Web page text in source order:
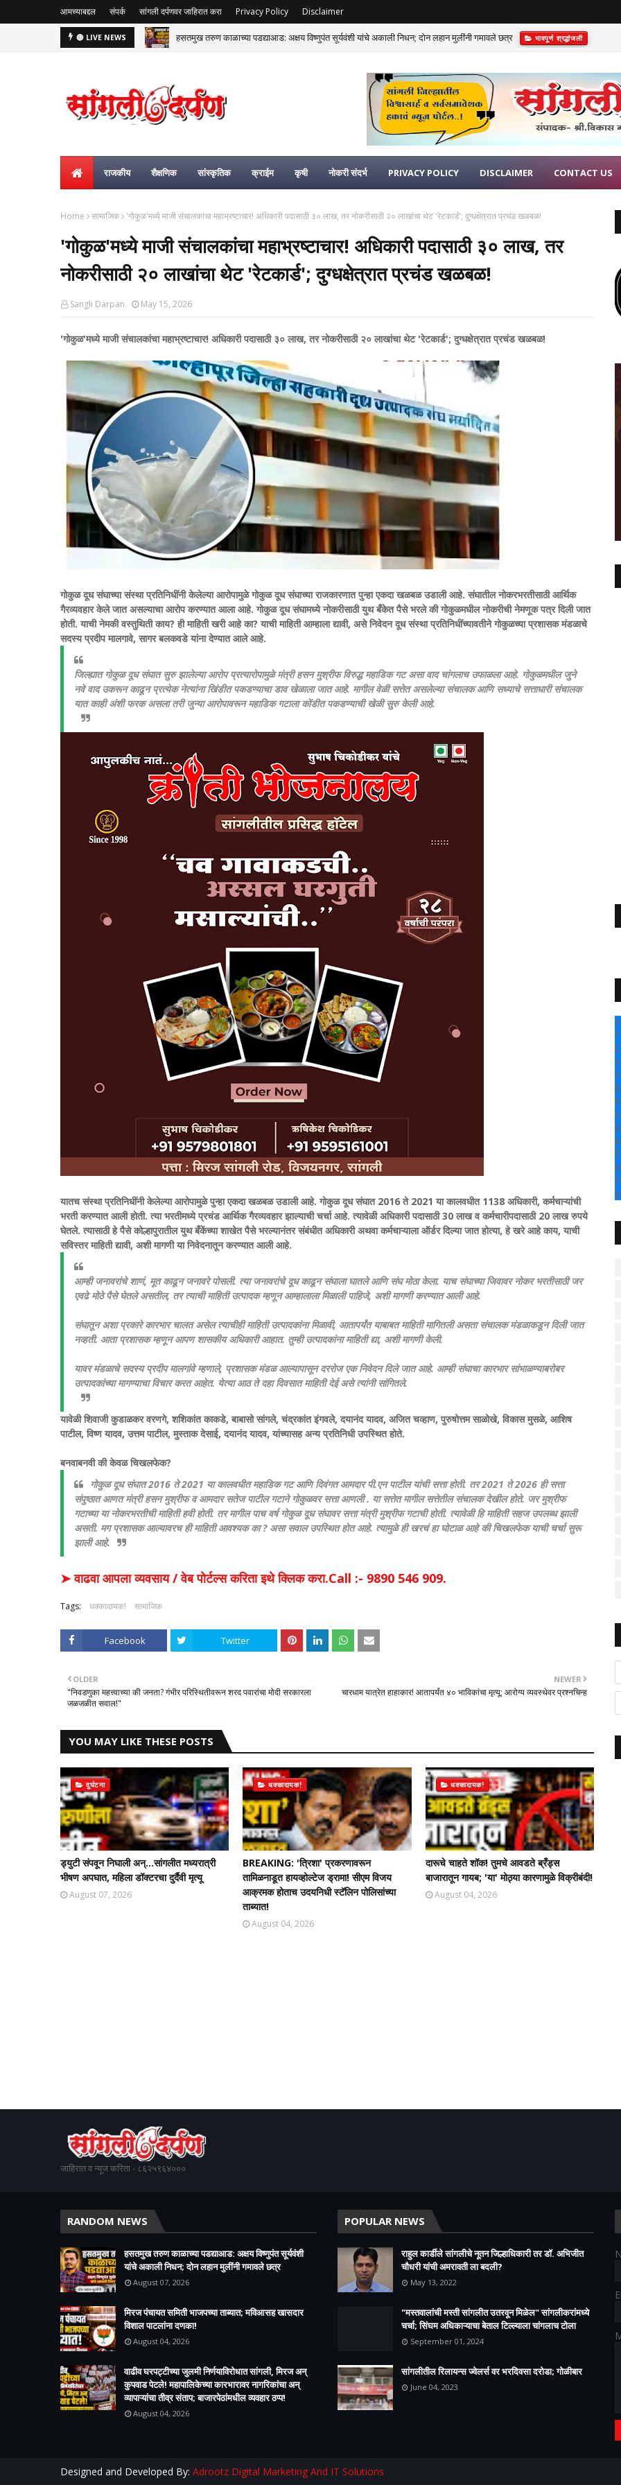
आमच्याबद्दल संपर्क सांगली दर्पणवर जाहिरात करा Privacy Policy Disclaimer
🔴 LIVE NEWS
हसतमुख तरुण काळाच्या पडद्याआड: अक्षय विष्णुपंत सूर्यवंशी यांचे अकाली निधन; दोन लहान मुलींनी गमावले छत्र
मिरज पंचायत समिती भाजपच्या ताब्यात; मविआसह खासदार विशाल पाटलांना दणका! राजकीय
राजकीय शैक्षणिक सांस्कृतिक क्राईम कृषी नोकरी संदर्भ PRIVACY POLICY DISCLAIMER CONTACT US
Home सामाजिक 'गोकुळ'मध्ये माजी संचालकांचा महाभ्रष्टाचार! अधिकारी पदासाठी ३० लाख, तर नोकरीसाठी २० लाखांचा थेट 'रेटकार्ड'; दुग्धक्षेत्रात प्रचंड खळबळ!
'गोकुळ'मध्ये माजी संचालकांचा महाभ्रष्टाचार! अधिकारी पदासाठी ३० लाख, तर
नोकरीसाठी २० लाखांचा थेट 'रेटकार्ड'; दुग्धक्षेत्रात प्रचंड खळबळ!
Sangli Darpan May 15, 2026
'गोकुळ'मध्ये माजी संचालकांचा महाभ्रष्टाचार! अधिकारी पदासाठी ३० लाख, तर नोकरीसाठी २० लाखांचा थेट 'रेटकार्ड'; दुग्धक्षेत्रात प्रचंड खळबळ!
गोकुळ दूध संघाच्या संस्था प्रतिनिधींनी केलेल्या आरोपामुळे गोकुळ दूध संघाच्या राजकारणात पुन्हा एकदा खळबळ उडाली आहे. संघातील नोकरभरतीसाठी आर्थिक
गैरव्यवहार केले जात असल्याचा आरोप करण्यात आला आहे. गोकुळ दूध संघामध्ये नोकरीसाठी युथ बँकेत पैसे भरले की गोकुळमधील नोकरीची नेमणूक पत्र दिली जात
होती. याची नेमकी वस्तुथिती काय? ही माहिती खरी आहे का? याची माहिती आम्हाला द्यावी, असे निवेदन दूध संस्था प्रतिनिधींच्यावतीने गोकुळच्या प्रशासक मंडळाचे
सदस्य प्रदीप मालगावे, सागर बलकवडे यांना देण्यात आले आहे.
जिल्ह्यात गोकुळ दूध संघात सुरु झालेल्या आरोप प्रत्यारोपामुळे मंत्री हसन मुश्रीफ विरुद्ध महाडिक गट असा वाद चांगलाच उफाळला आहे. गोकुळमधील जुने
नवे वाद उकरून काढून प्रत्येक नेत्यांना खिंडीत पकडण्याचा डाव खेळाला जात आहे. मागील वेळी सत्तेत असलेल्या संचालक आणि सध्याचे सत्ताधारी संचालक
यात काही अंशी फरक असला तरी जुन्या आरोपावरून महाडिक गटाला कोंडीत पकडण्याची खेळी सुरु केली आहे.
यातच संस्था प्रतिनिधींनी केलेल्या आरोपामुळे पुन्हा एकदा खळबळ उडाली आहे. गोकुळ दूध संघात 2016 ते 2021 या कालवधीत 1138 अधिकारी, कर्मचाऱ्यांची
भरती करण्यात आली होती. त्या भरतीमध्ये प्रचंड आर्थिक गैरव्यवहार झाल्याची चर्चा आहे. त्यावेळी अधिकारी पदासाठी 30 लाख व कर्मचारीपदासाठी 20 लाख रुपये
घेतले. त्यासाठी हे पैसे कोल्हापुरातील युथ बँकेंच्या शाखेत पैसे भरल्यानंतर संबंधीत अधिकारी अथवा कर्मचाऱ्याला ऑर्डर दिल्या जात होत्या, हे खरे आहे काय, याची
सविस्तर माहिती द्यावी, अशी मागणी या निवेदनातून करण्यात आली आहे.
आम्ही जनावरांचे शाणं, मूत काढून जनावरे पोसली. त्या जनावरांचे दूध काढून संघाला घातले आणि संघ मोठा केला. याच संघाच्या जिवावर नोकर भरतीसाठी जर
एवढे मोठे पैसे घेतले असतील, तर त्याची माहिती उत्पादक म्हणून आम्हालाला मिळाली पाहिजे, अशी मागणी करण्यात आली आहे.
संघातून अशा प्रकारे कारभार चालत असेल त्याचीही माहिती उत्पादकांना मिळावी, आतापर्यंत याबाबत माहिती मागितली असता संचालक मंडळाकडून दिली जात
नव्हती. आता प्रशासक म्हणून आपण शासकीय अधिकारी आहात. तुम्ही उत्पादकांना माहिती द्या, अशी मागणी केली.
यावर मंडळाचे सदस्य प्रदीप मालगांवे म्हणाले, प्रशासक मंडळ आल्यापासून दररोज एक निवेदन दिले जात आहे. आम्ही संघाचा कारभार सांभाळण्याबरोबर
उत्पादकांच्या मागण्याचा विचार करत आहेत. येत्या आठ ते दहा दिवसात माहिती देई असे त्यांनी सांगितले.
यावेळी शिवाजी कुडाळकर वरणगे, शशिकांत काकडे, बाबासो सांगले, चंद्रकांत इंगवले, दयानंद यादव, अजित चव्हाण, पुरुषोत्तम साळोखे, विकास मुसळे, आशिष
पाटील, विष्ण यादव, उत्तम पाटील, मुस्ताक देसाई, दयानंद यादव, यांच्यासह अन्य प्रतिनिधी उपस्थित होते.
बनवाबनवी की केवळ चिखलफेक?
गोकुळ दूध संघात 2016 ते 2021 या कालवधीत महाडिक गट आणि दिवंगत आमदार पी.एन पाटील यांची सत्ता होती. तर 2021 ते 2026 ही सत्ता
संपुष्ठात आणत मंत्री हसन मुश्रीफ व आमदार सतेज पाटील गटाने गोकुळवर सत्ता आणली . या सत्तेत मागील सत्तेतील संचालक देखील होते. जर मुश्रीफ
गटाच्या या नोकरभरतीची माहिती हवी होती. तर मागील पाच वर्ष गोकुळ दूध संघावर सत्ता मंत्री मुश्रीफ गटाची होती. त्यावेळी हि माहिती सहज उपलब्ध झाली
असती. मग प्रशासक आल्यावरच ही माहिती आवश्यक का ? असा सवाल उपस्थित होत आहे. त्यामुळे ही खरचं हा घोटाळ आहे की चिखलफेक याची चर्चा सुरू
झाली आहे.
➤ वाढवा आपला व्यवसाय / वेब पोर्टल्स करिता इथे क्लिक करा.Call :- 9890 546 909.
Tags: धक्कादायक! सामाजिक
Facebook Twitter
NEWER
चारधाम यात्रेत हाहाकार! आतापर्यंत ४० भाविकांचा मृत्यू; आरोग्य व्यवस्थेवर प्रश्नचिन्ह
OLDER
"निवडणुका महत्त्वाच्या की जनता? गंभीर परिस्थितीवरून शरद पवारांचा मोदी सरकारला
जळजळीत सवाल!"
YOU MAY LIKE THESE POSTS
दुर्घटना
ड्युटी संपवून निघाली अन्...सांगलीत मध्यरात्री
भीषण अपघात, महिला डॉक्टरचा दुर्दैवी मृत्यू
August 07, 2026
धक्कादायक!
BREAKING: 'त्रिशा' प्रकरणावरून
तामिळनाडूत हायव्होल्टेज ड्रामा! सीएम विजय
आक्रमक होताच उदयनिधी स्टॅलिन पोलिसांच्या
ताब्यात!
August 04, 2026
धक्कादायक!
दारूचे चाहते शॉक! तुमचे आवडते ब्रँड्स
बाजारातून गायब; 'या' मोठ्या कारणामुळे विक्रीबंदी!
August 04, 2026
+
°
C
+
+
जाहिरात व न्यूज करिता - ८६२५९६४०००
RANDOM NEWS
हसतमुख तरुण काळाच्या पडद्याआड: अक्षय विष्णुपंत सूर्यवंशी
यांचे अकाली निधन; दोन लहान मुलींनी गमावले छत्र
August 07, 2026
मिरज पंचायत समिती भाजपच्या ताब्यात; मविआसह खासदार
विशाल पाटलांना दणका!
August 04, 2026
वाढीव घरपट्टीच्या जुलमी निर्णयाविरोधात सांगली, मिरज अन्
कुपवाड पेटले! महापालिकेच्या कारभारावर नागरिकांचा अन्
व्यापाऱ्यांचा तीव्र संताप; बाजारपेठांमधील व्यवहार ठप्प!​
August 04, 2026
POPULAR NEWS
राहुल कार्डीले सांगलीचे नूतन जिल्हाधिकारी तर डॉ. अभिजीत
चौधरी यांची अमरावती ला बदली?
May 13, 2022
"मस्तवालांची मस्ती सांगलीत उतरवून मिळेल" सांगलीकरांमध्ये
चर्चा; सिंघम अधिकाऱ्याचा बेताल टिल्ल्याला चांगलाच टोला
September 01, 2024
सांगलीतील रिलायन्स ज्वेलर्स वर भरदिवसा दरोडा; गोळीबार
June 04, 2023
Designed and Developed By: Adrootz Digital Marketing And IT Solutions